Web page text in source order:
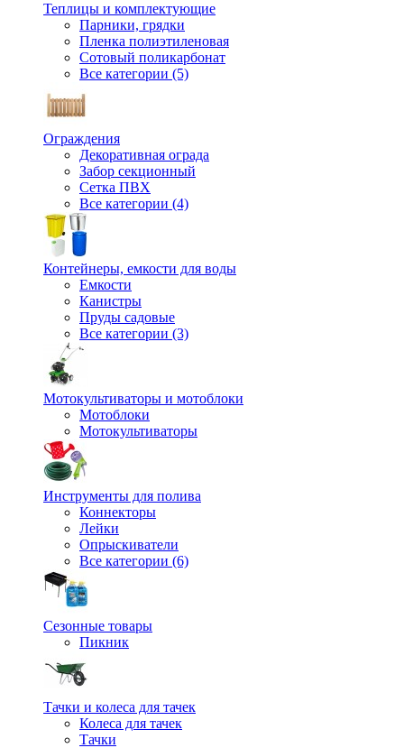
Теплицы и комплектующие
Парники, грядки
Пленка полиэтиленовая
Сотовый поликарбонат
Все категории (5)
Ограждения
Декоративная ограда
Забор секционный
Сетка ПВХ
Все категории (4)
Контейнеры, емкости для воды
Емкости
Канистры
Пруды садовые
Все категории (3)
Мотокультиваторы и мотоблоки
Мотоблоки
Мотокультиваторы
Инструменты для полива
Коннекторы
Лейки
Опрыскиватели
Все категории (6)
Сезонные товары
Пикник
Тачки и колеса для тачек
Колеса для тачек
Тачки